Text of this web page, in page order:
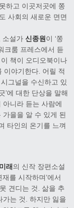
하고 이곳저곳에 쫑
사회의 새로운 면면
소설가 신종원이 ‘쫑
크룸 프레스에서 듣
책이 오디오북이나
이야기한다. 어릴 적
그널을 수신하고 있
’에 대한 단상을 말해
니라 듣는 사람에
을을 알 수 있게 된
타인의 온기를 느껴
래 의 신작 장편소설
를 시작하며’에서
견디는 것. 삶을 추
가는 것. 하지만 잃을